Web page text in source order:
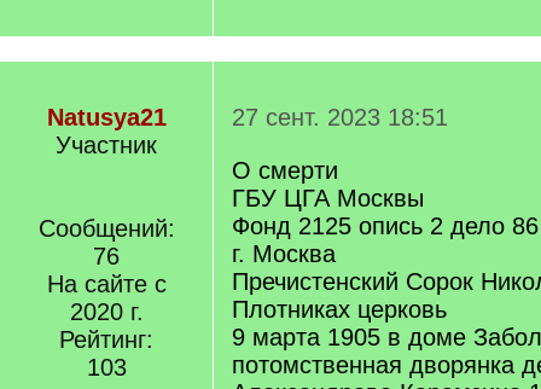
Natusya21
Участник
Сообщений:
76
На сайте с
2020 г.
Рейтинг:
103
27 сент. 2023 18:51
О смерти
ГБУ ЦГА Москвы
Фонд 2125 опись 2 дело
г. Москва
Пречистенский Сорок
Плотниках церковь
9 марта 1905 в доме
потомственная дворянка